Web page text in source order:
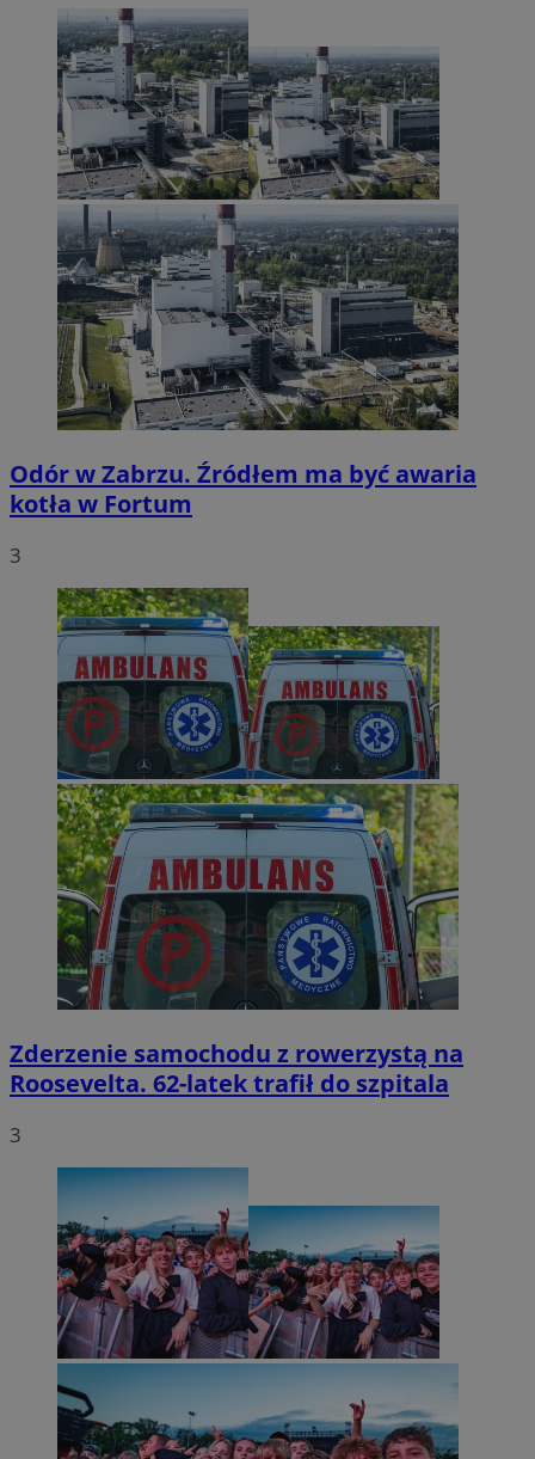
Odór w Zabrzu. Źródłem ma być awaria
kotła w Fortum
3
Zderzenie samochodu z rowerzystą na
Roosevelta. 62-latek trafił do szpitala
3